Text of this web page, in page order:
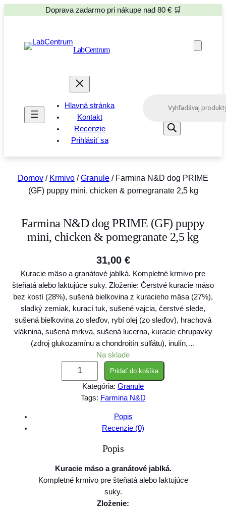
Doprava zadarmo pri nákupe nad 80 € 🛒
LabCentrum
Hlavná stránka
Kontakt
Recenzie
Prihlásiť sa
s
e
r
Domov / Krmivo /Granule / Farmina N&D dog PRIME
(GF) puppy mini, chicken & pomegranate 2,5 kg
Farmina N&D dog PRIME (GF) puppy
mini, chicken & pomegranate 2,5 kg
31,00 €
Kuracie mäso a granátové jablká. Kompletné krmivo pre
šteňatá alebo laktujúce suky. Zloženie: Čerstvé kuracie mäso
bez kostí (28%), sušená bielkovina z kuracieho mäsa (27%),
sladký zemiak, kurací tuk, sušené vajcia, čerstvé slede,
sušená bielkovina zo sleďov, rybí olej (zo sleďov), hrachová
vláknina, sušená mrkva, sušená lucerna, kuracie chrupavky
(zdroj glukozamínu a chondroitín sulfátu), inulín,…
Na sklade
a
r
Pridať do košíka
Kategória: Granule
Tags: Farmina N&D
Popis
Recenzie (0)
Popis
Kuracie mäso a granátové jablká.
Kompletné krmivo pre šteňatá alebo laktujúce
suky.
Zloženie: